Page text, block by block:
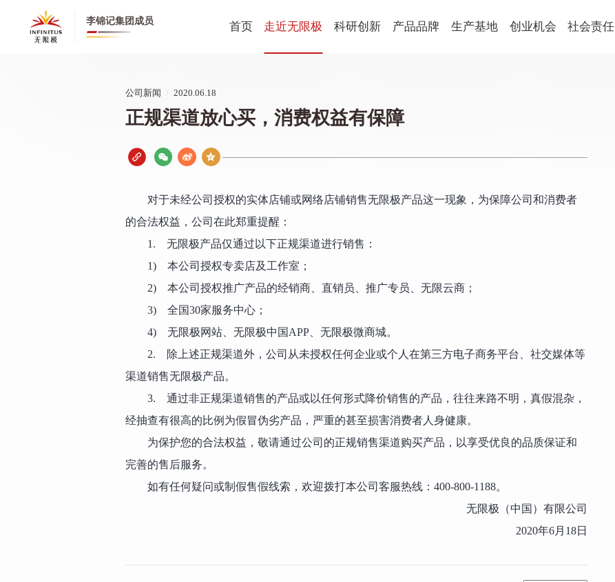
李锦记集团成员 首页 走近无限极
公司动态
科研创新
青年学术开放基金
产品品牌
轻意养
家居用品
生产基地 创业机会 社会责任
公司新闻 2020.06.18
正规渠道放心买，消费权益有保障
对于未经公司授权的实体店铺或网络店铺销售无限极产品这一现象，为保障公司和消费者
的合法权益，公司在此郑重提醒：
1. 无限极产品仅通过以下正规渠道进行销售：
1) 本公司授权专卖店及工作室；
2) 本公司授权推广产品的经销商、直销员、推广专员、无限云商；
3) 全国30家服务中心；
4) 无限极网站、无限极中国APP、无限极微商城。
2. 除上述正规渠道外，公司从未授权任何企业或个人在第三方电子商务平台、社交媒体等
渠道销售无限极产品。
3. 通过非正规渠道销售的产品或以任何形式降价销售的产品，往往来路不明，真假混杂，
经抽查有很高的比例为假冒伪劣产品，严重的甚至损害消费者人身健康。
为保护您的合法权益，敬请通过公司的正规销售渠道购买产品，以享受优良的品质保证和
完善的售后服务。
如有任何疑问或制假售假线索，欢迎拨打本公司客服热线：400-800-1188。
无限极（中国）有限公司
2020年6月18日